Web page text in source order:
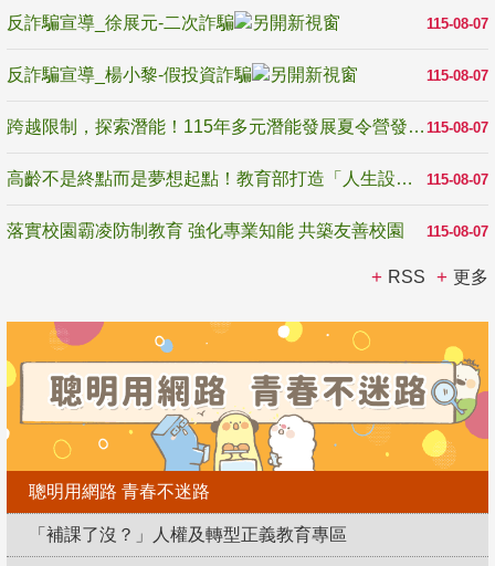
115-08-07
反詐騙宣導_徐展元-二次詐騙
115-08-07
反詐騙宣導_楊小黎-假投資詐騙
115-08-07
跨越限制，探索潛能！115年多元潛能發展夏令營發掘生命無限可能
115-08-07
高齡不是終點而是夢想起點！教育部打造「人生設計夢工場」 參展第3屆高齡健康產業博覽會
115-08-07
落實校園霸凌防制教育 強化專業知能 共築友善校園
RSS 更多
聰明用網路 青春不迷路
「補課了沒？」人權及轉型正義教育專區